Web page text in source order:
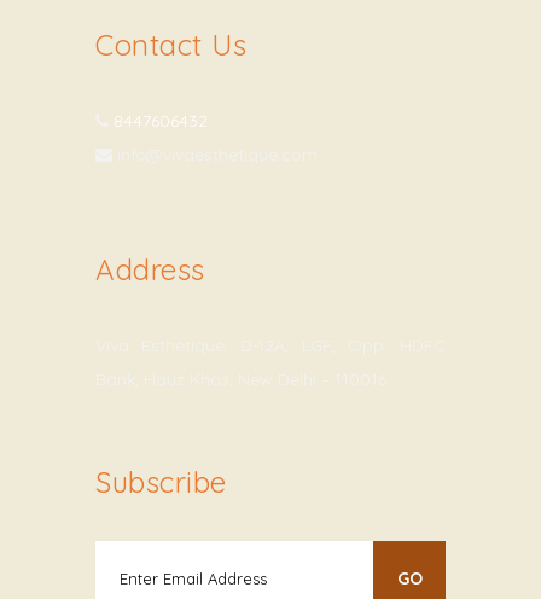
Contact Us
8447606432
info@vivaesthetique.com
Address
Viva Esthetique, D-12A, LGF, Opp. HDFC
Bank, Hauz Khas, New Delhi – 110016
Subscribe